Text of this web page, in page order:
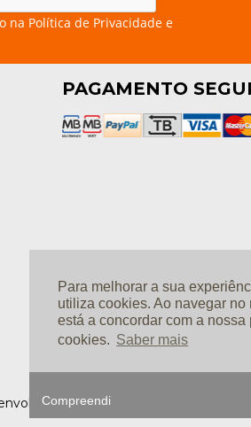
Para melhorar a sua
utiliza cookies. Ao navegar no
está a concordar com a nossa
cookies. Saber mais
Compreendi
na Política de Privacidade e
PAGAMENTO
ⒸLinkage